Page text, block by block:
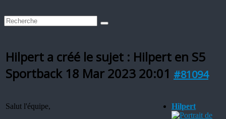
Hilpert a créé le sujet : Hilpert en S5
Sportback 18 Mar 2023 20:01 #81094
Salut l'équipe, Hilpert